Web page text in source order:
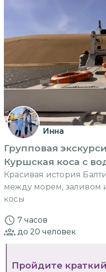
Инна
Групповая
Куршская коса с
Красивая история
между морем, заливом
косы
7 часов
до 20 человек
Пройдите